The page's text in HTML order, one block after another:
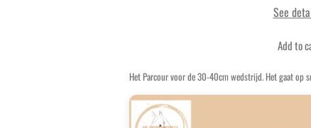
See
Add to
Het Parcour voor de 30-40cm wedstrijd. Het gaat op